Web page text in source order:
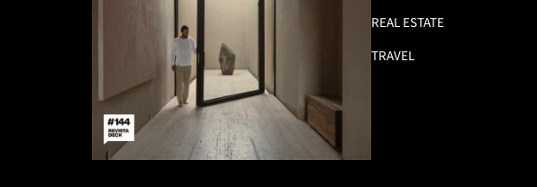
REAL ESTATE
TRAVEL